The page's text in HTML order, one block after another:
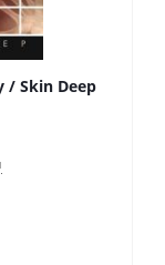
/ Skin Deep